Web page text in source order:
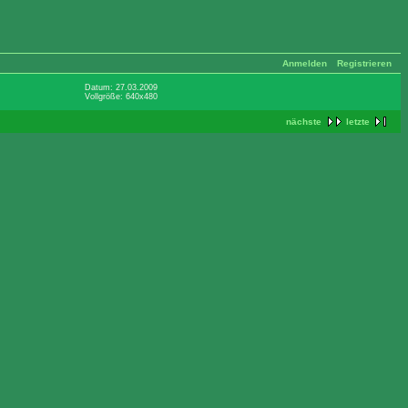
Anmelden Registrieren
Datum: 27.03.2009
Vollgröße: 640x480
nächste letzte